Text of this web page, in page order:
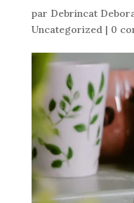
par Debrincat
Uncategorized| 0